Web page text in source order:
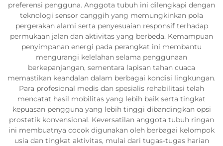
preferensi pengguna. Anggota tubuh ini dilengkapi dengan
teknologi sensor canggih yang memungkinkan pola
pergerakan alami serta penyesuaian responsif terhadap
permukaan jalan dan aktivitas yang berbeda. Kemampuan
penyimpanan energi pada perangkat ini membantu
mengurangi kelelahan selama penggunaan
berkepanjangan, sementara lapisan tahan cuaca
memastikan keandalan dalam berbagai kondisi lingkungan.
Para profesional medis dan spesialis rehabilitasi telah
mencatat hasil mobilitas yang lebih baik serta tingkat
kepuasan pengguna yang lebih tinggi dibandingkan opsi
prostetik konvensional. Keversatilan anggota tubuh ringan
ini membuatnya cocok digunakan oleh berbagai kelompok
usia dan tingkat aktivitas, mulai dari tugas-tugas harian